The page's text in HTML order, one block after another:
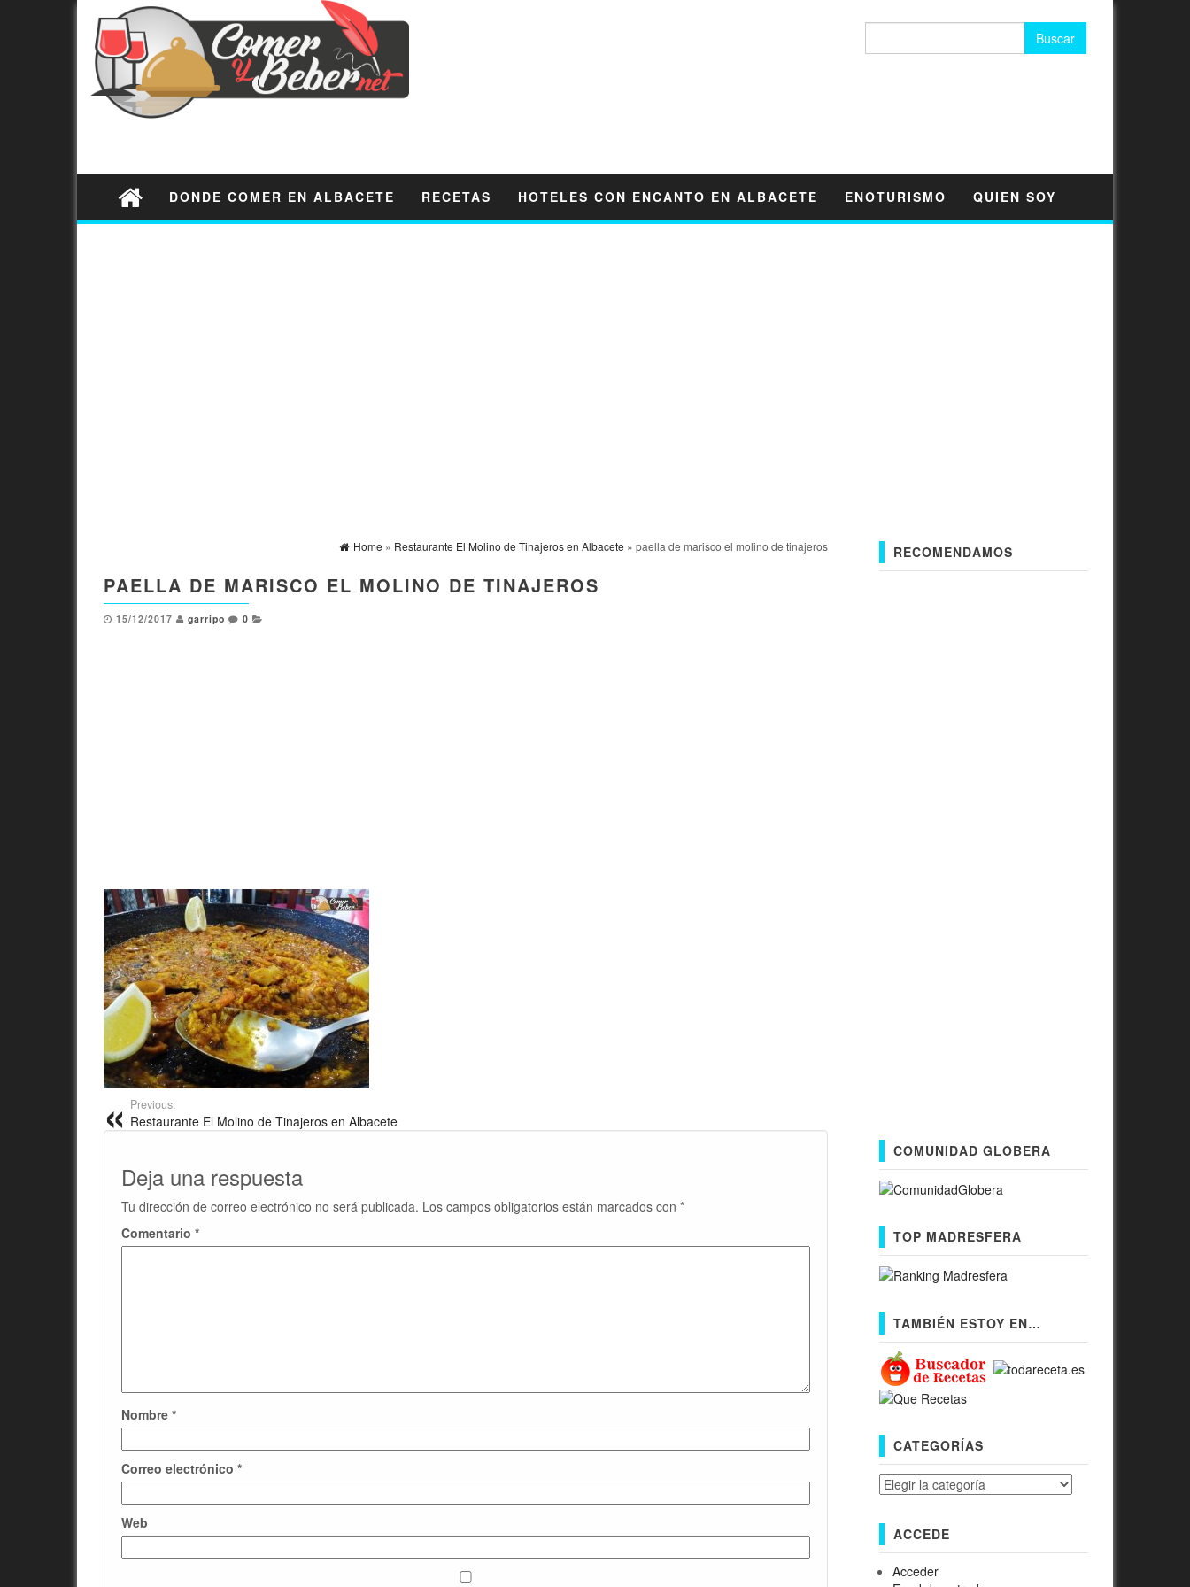
DONDE COMER EN ALBACETE RECETAS HOTELES CON ENCANTO EN ALBACETE ENOTURISMO QUIEN SOY
Home » Restaurante El Molino de Tinajeros en Albacete » paella de marisco el molino de tinajeros
PAELLA DE MARISCO EL MOLINO DE TINAJEROS
15/12/2017 garripo 0
Previous:
Restaurante El Molino de Tinajeros en Albacete
Deja una respuesta
Tu dirección de correo electrónico no será publicada. Los campos obligatorios están marcados con *
Comentario *
Nombre *
Correo electrónico *
Web
RECOMENDAMOS
COMUNIDAD GLOBERA
TOP MADRESFERA
TAMBIÉN ESTOY EN…
CATEGORÍAS
Categorías
ACCEDE
Acceder